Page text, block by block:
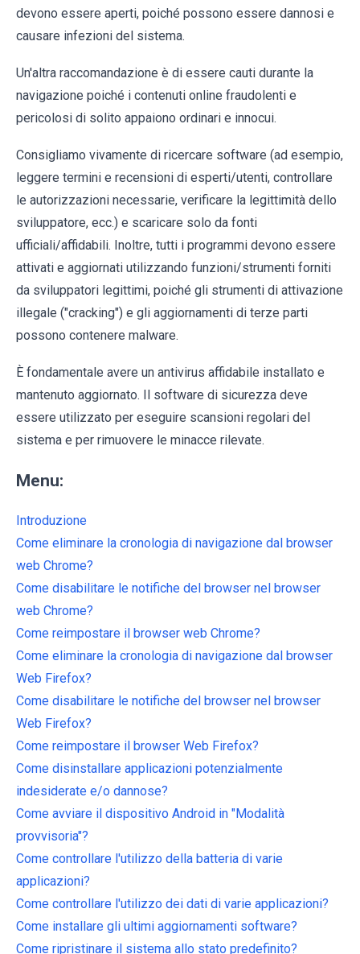
devono essere aperti, poiché possono essere dannosi e
causare infezioni del sistema.
Un'altra raccomandazione è di essere cauti durante la
navigazione poiché i contenuti online fraudolenti e
pericolosi di solito appaiono ordinari e innocui.
Consigliamo vivamente di ricercare software (ad esempio,
leggere termini e recensioni di esperti/utenti, controllare
le autorizzazioni necessarie, verificare la legittimità dello
sviluppatore, ecc.) e scaricare solo da fonti
ufficiali/affidabili. Inoltre, tutti i programmi devono essere
attivati e aggiornati utilizzando funzioni/strumenti forniti
da sviluppatori legittimi, poiché gli strumenti di attivazione
illegale ("cracking") e gli aggiornamenti di terze parti
possono contenere malware.
È fondamentale avere un antivirus affidabile installato e
mantenuto aggiornato. Il software di sicurezza deve
essere utilizzato per eseguire scansioni regolari del
sistema e per rimuovere le minacce rilevate.
Menu:
Introduzione
Come eliminare la cronologia di navigazione dal browser
web Chrome?
Come disabilitare le notifiche del browser nel browser
web Chrome?
Come reimpostare il browser web Chrome?
Come eliminare la cronologia di navigazione dal browser
Web Firefox?
Come disabilitare le notifiche del browser nel browser
Web Firefox?
Come reimpostare il browser Web Firefox?
Come disinstallare applicazioni potenzialmente
indesiderate e/o dannose?
Come avviare il dispositivo Android in "Modalità
provvisoria"?
Come controllare l'utilizzo della batteria di varie
applicazioni?
Come controllare l'utilizzo dei dati di varie applicazioni?
Come installare gli ultimi aggiornamenti software?
Come ripristinare il sistema allo stato predefinito?